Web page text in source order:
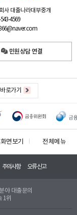
사 대출나라대부중개
4569
민원상담 연결
로가기
면보기 전체메뉴
주의사항 오류신고
야 대출문의
1위